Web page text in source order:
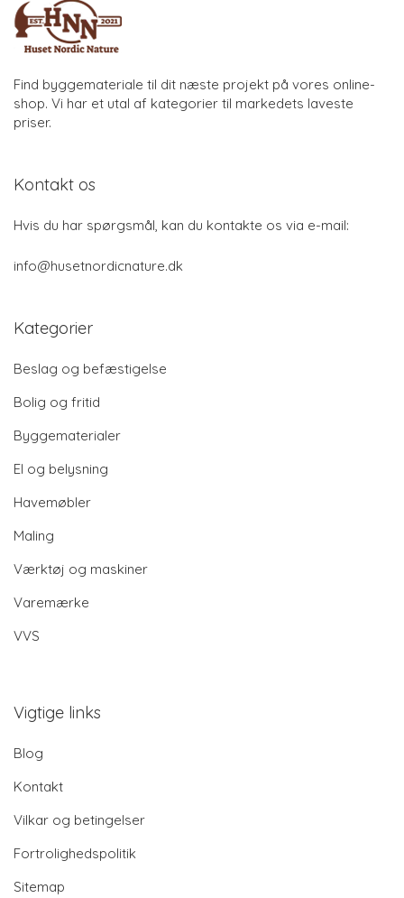
Find byggemateriale til dit næste projekt på vores online-
shop. Vi har et utal af kategorier til markedets laveste
priser.
Kontakt os
Hvis du har spørgsmål, kan du kontakte os via e-mail:
info@husetnordicnature.dk
Kategorier
Beslag og befæstigelse
Bolig og fritid
Byggematerialer
El og belysning
Havemøbler
Maling
Værktøj og maskiner
Varemærke
VVS
Vigtige links
Blog
Kontakt
Vilkar og betingelser
Fortrolighedspolitik
Sitemap